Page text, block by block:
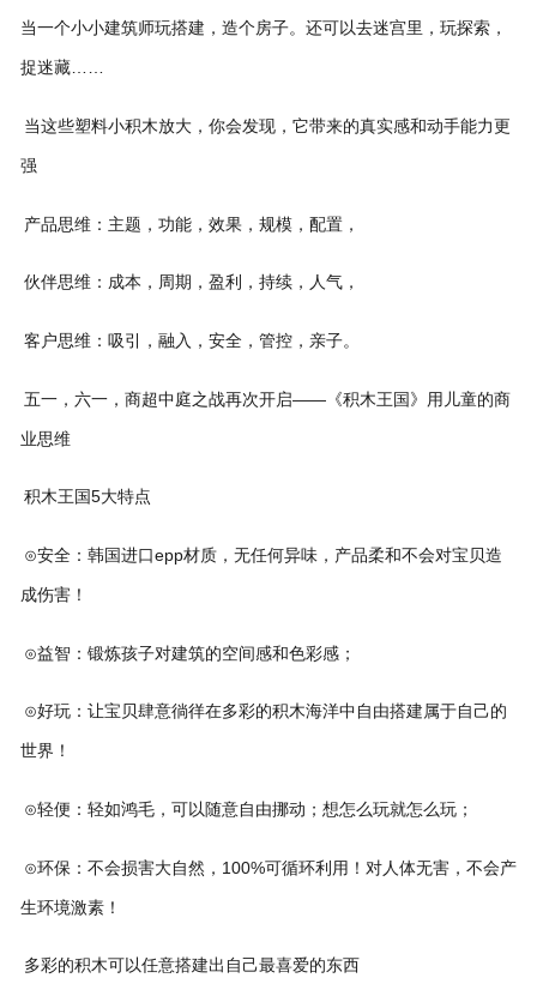
当一个小小建筑师玩搭建，造个房子。还可以去迷宫里，玩探索，
捉迷藏……
当这些塑料小积木放大，你会发现，它带来的真实感和动手能力更
强
产品思维：主题，功能，效果，规模，配置，
伙伴思维：成本，周期，盈利，持续，人气，
客户思维：吸引，融入，安全，管控，亲子。
五一，六一，商超中庭之战再次开启——《积木王国》用儿童的商
业思维
积木王国5大特点
⊙安全：韩国进口epp材质，无任何异味，产品柔和不会对宝贝造
成伤害！
⊙益智：锻炼孩子对建筑的空间感和色彩感；
⊙好玩：让宝贝肆意徜徉在多彩的积木海洋中自由搭建属于自己的
世界！
⊙轻便：轻如鸿毛，可以随意自由挪动；想怎么玩就怎么玩；
⊙环保：不会损害大自然，100%可循环利用！对人体无害，不会产
生环境激素！
多彩的积木可以任意搭建出自己最喜爱的东西